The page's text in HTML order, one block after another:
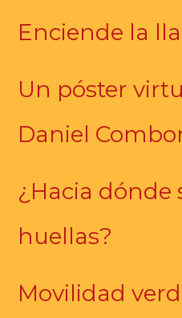
Enciende la
Un póster
Daniel
¿Hacia dónde
huellas?
Movilidad